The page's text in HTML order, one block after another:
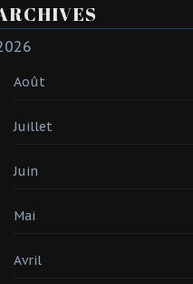
Août
Juillet
Juin
Mai
Avril